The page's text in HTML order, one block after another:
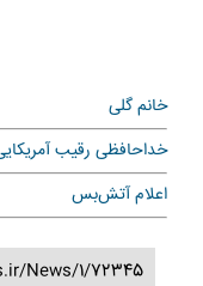
خانم گلی
خداحافظی رقیب
اعلام آتش‌بس
News/1/72345